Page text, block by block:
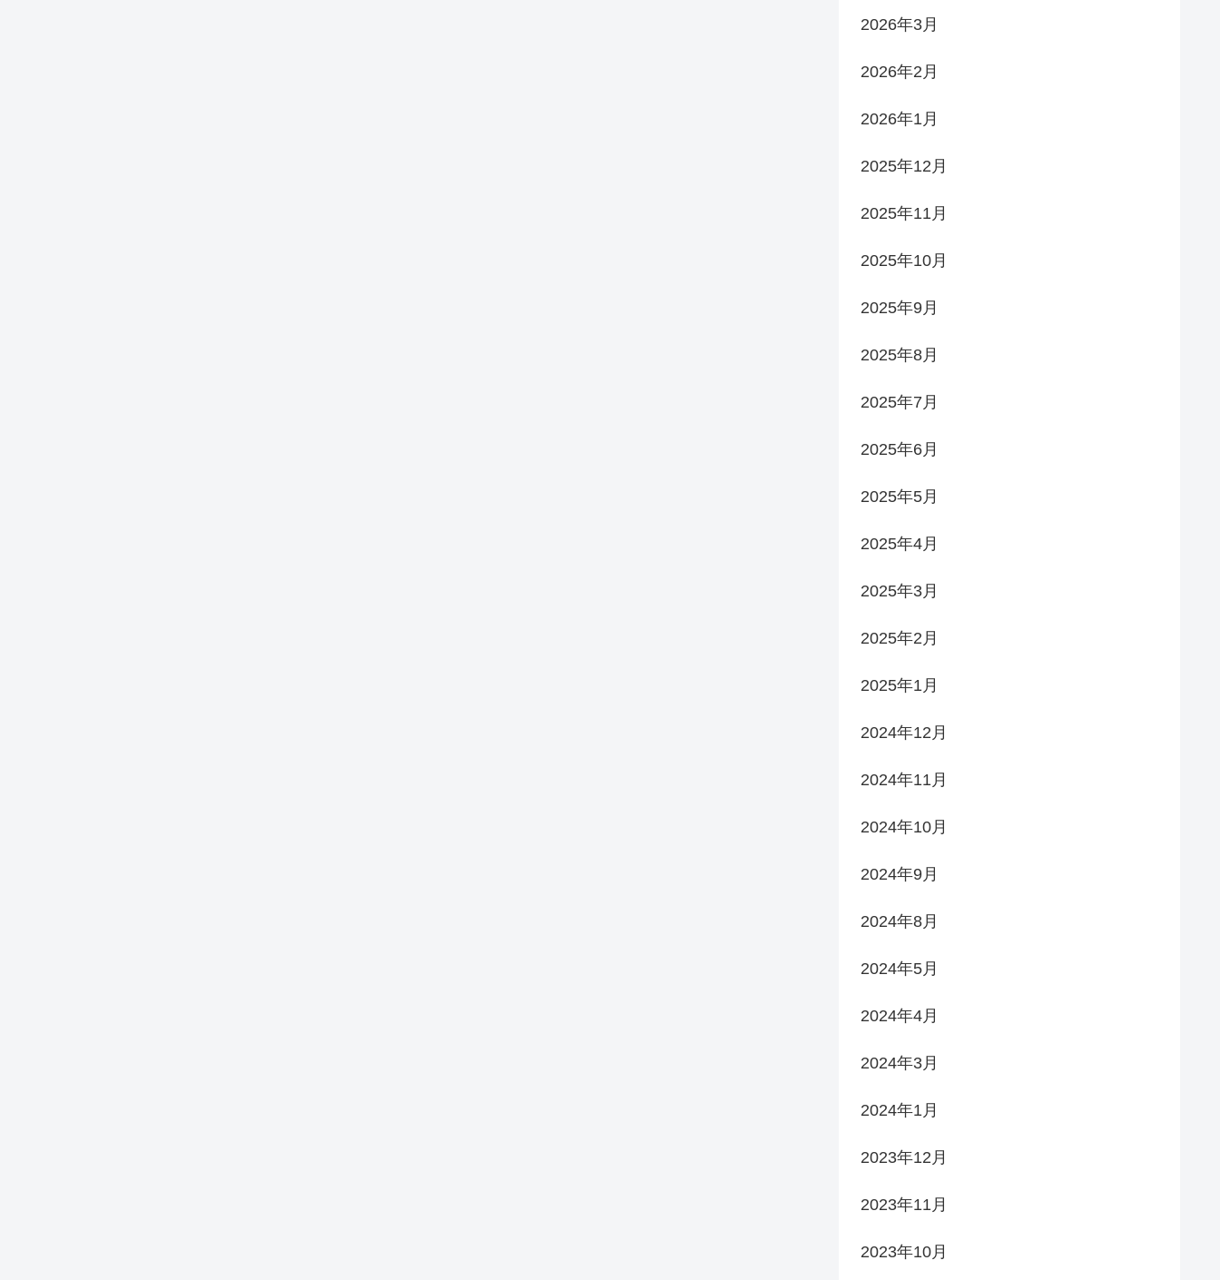
2026年3月
2026年2月
2026年1月
2025年12月
2025年11月
2025年10月
2025年9月
2025年8月
2025年7月
2025年6月
2025年5月
2025年4月
2025年3月
2025年2月
2025年1月
2024年12月
2024年11月
2024年10月
2024年9月
2024年8月
2024年5月
2024年4月
2024年3月
2024年1月
2023年12月
2023年11月
2023年10月